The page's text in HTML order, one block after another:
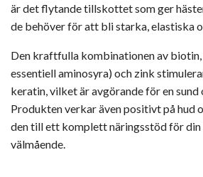
är det flytande tillskottet som ger
de behöver för att bli starka, elastiska
Den kraftfulla kombinationen av biotin,
essentiell aminosyra) och zink
keratin, vilket är avgörande för en
Produkten verkar även positivt på hud
den till ett komplett näringsstöd för
välmående.